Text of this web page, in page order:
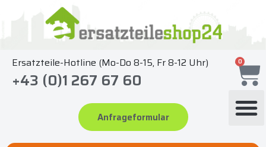
springen
Ersatzteile-Hotline (Mo-Do 8-15, Fr 8-12 Uhr)
+43 (0)1 267 67 60
Anfrageformular
0